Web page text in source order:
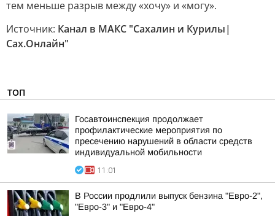
тем меньше разрыв между «хочу» и «могу».
Источник: Канал в МАКС "Сахалин и Курилы|
Сах.Онлайн"
ТОП
Госавтоинспекция продолжает
профилактические мероприятия по
пресечению нарушений в области средств
индивидуальной мобильности
11:01
В России продлили выпуск бензина "Евро-2",
"Евро-3" и "Евро-4"